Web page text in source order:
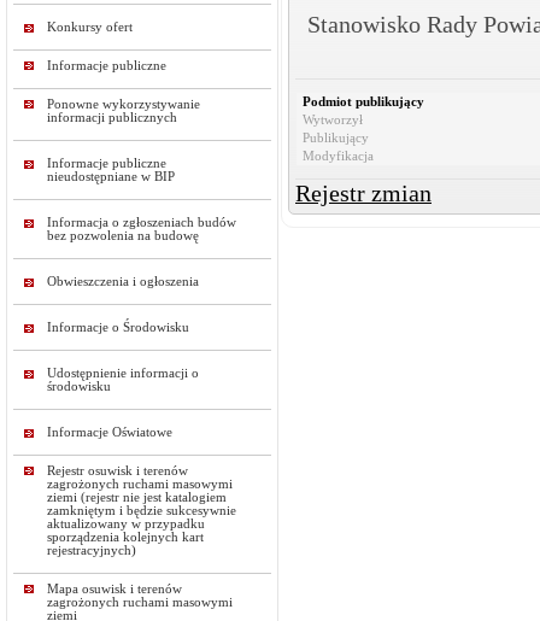
Konkursy ofert
Informacje publiczne
Ponowne wykorzystywanie
informacji publicznych
Informacje publiczne
nieudostępniane w BIP
Informacja o zgłoszeniach budów
bez pozwolenia na budowę
Obwieszczenia i ogłoszenia
Informacje o Środowisku
Udostępnienie informacji o
środowisku
Informacje Oświatowe
Rejestr osuwisk i terenów
zagrożonych ruchami masowymi
ziemi (rejestr nie jest katalogiem
zamkniętym i będzie sukcesywnie
aktualizowany w przypadku
sporządzenia kolejnych kart
rejestracyjnych)
Mapa osuwisk i terenów
zagrożonych ruchami masowymi
ziemi
Stanowisko Rady
Podmiot publikujący
Wytworzył
Publikujący
Modyfikacja
Rejestr zmian